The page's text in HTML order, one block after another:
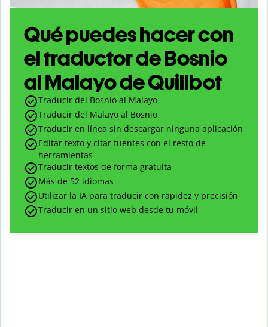
Qué puedes hacer con
el traductor de Bosnio
al Malayo de Quillbot
Traducir del Bosnio al Malayo
Traducir del Malayo al Bosnio
Traducir en línea sin descargar ninguna aplicación
Editar texto y citar fuentes con el resto de
herramientas
Traducir textos de forma gratuita
Más de 52 idiomas
Utilizar la IA para traducir con rapidez y precisión
Traducir en un sitio web desde tu móvil